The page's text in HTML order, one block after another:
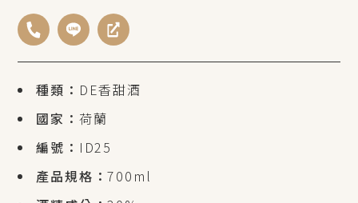
種類： DE香甜酒
國家： 荷蘭
編號： ID25
產品規格：700ml